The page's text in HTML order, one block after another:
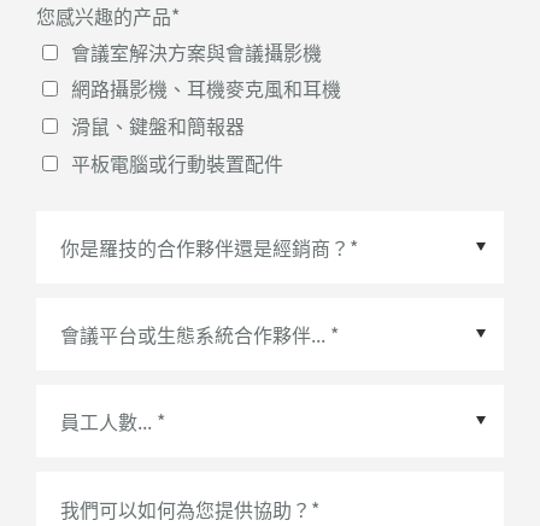
您感兴趣的产品*
會議室解決方案與會議攝影機
網路攝影機、耳機麥克風和耳機
滑鼠、鍵盤和簡報器
平板電腦或行動裝置配件
會議平台或生態系統合作夥伴
我們可以如何為您提供協助？ *